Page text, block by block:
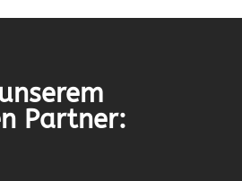
Partner: